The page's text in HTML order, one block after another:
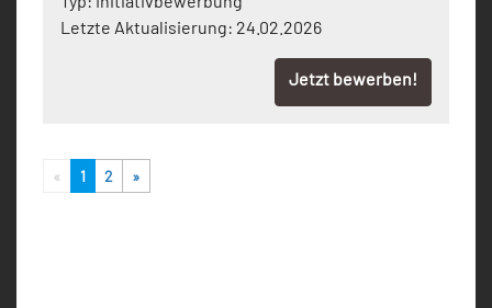
Letzte Aktualisierung: 24.02.2026
Jetzt bewerben!
« 1 2 »